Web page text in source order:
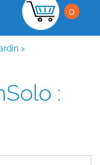
0
>